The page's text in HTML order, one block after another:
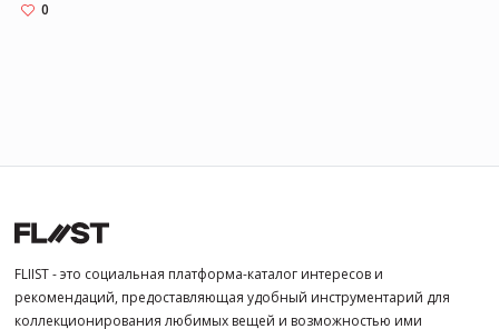
0
FLIIST - это социальная платформа-каталог интересов и
рекомендаций, предоставляющая удобный инструментарий для
коллекционирования любимых вещей и возможностью ими